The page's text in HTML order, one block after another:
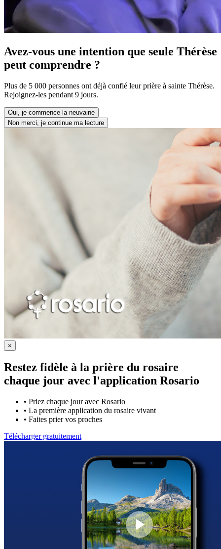
Avez-vous une intention que seule Thérèse
peut comprendre ?
Plus de 5 000 personnes ont déjà confié leur prière à sainte Thérèse.
Rejoignez-les pendant 9 jours.
Oui, je commence la neuvaine
Non merci, je continue ma lecture
×
Restez fidèle à la prière du rosaire
chaque jour avec l'application Rosario
• Priez chaque jour avec Rosario
• La première application du rosaire vivant
• Faites prier vos proches
Télécharger gratuitement